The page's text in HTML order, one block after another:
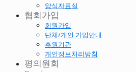
양식자료실
협회가입
회원가입
단체/개인 가입안내
후원기관
개인정보처리방침
평의원회